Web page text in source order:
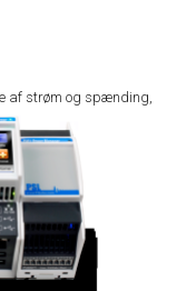
af strøm og spænding,